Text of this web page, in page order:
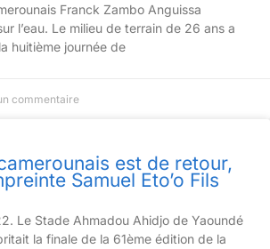
Franck Zambo Anguissa
l’eau. Le milieu de terrain de 26 ans a
huitième journée de
commentaire
est de retour,
Samuel Eto’o Fils
Le Stade Ahmadou Ahidjo de Yaoundé
la finale de la 61ème édition de la